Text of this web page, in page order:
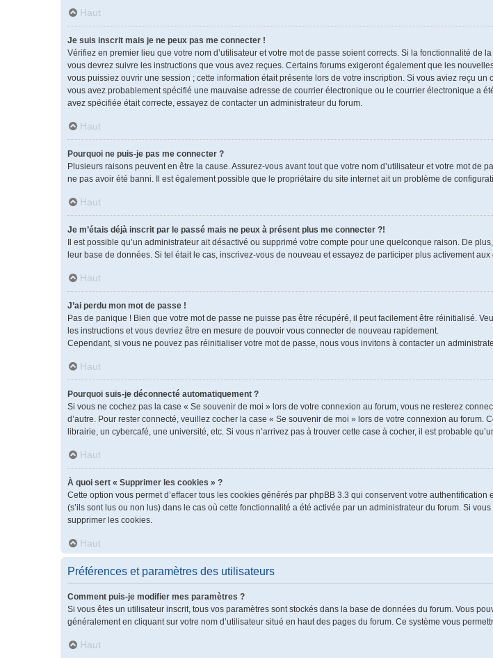
Haut
Je suis inscrit mais je ne peux pas me connecter !
Vérifiez en premier lieu que votre nom d’utilisateur et votre mot de passe soient corrects. Si la fonctionnalité de
vous devrez suivre les instructions que vous avez reçues. Certains forums exigeront également que les
vous puissiez ouvrir une session ; cette information était présente lors de votre inscription. Si vous aviez reçu
vous avez probablement spécifié une mauvaise adresse de courrier électronique ou le courrier électronique a
avez spécifiée était correcte, essayez de contacter un administrateur du forum.
Haut
Pourquoi ne puis-je pas me connecter ?
Plusieurs raisons peuvent en être la cause. Assurez-vous avant tout que votre nom d’utilisateur et votre mot
ne pas avoir été banni. Il est également possible que le propriétaire du site internet ait un problème de
Haut
Je m’étais déjà inscrit par le passé mais ne peux à présent plus me connecter ?!
Il est possible qu’un administrateur ait désactivé ou supprimé votre compte pour une quelconque raison. De
leur base de données. Si tel était le cas, inscrivez-vous de nouveau et essayez de participer plus activement
Haut
J’ai perdu mon mot de passe !
Pas de panique ! Bien que votre mot de passe ne puisse pas être récupéré, il peut facilement être réinitialisé.
les instructions et vous devriez être en mesure de pouvoir vous connecter de nouveau rapidement.
Cependant, si vous ne pouvez pas réinitialiser votre mot de passe, nous vous invitons à contacter un
Haut
Pourquoi suis-je déconnecté automatiquement ?
Si vous ne cochez pas la case « Se souvenir de moi » lors de votre connexion au forum, vous ne resterez
d’autre. Pour rester connecté, veuillez cocher la case « Se souvenir de moi » lors de votre connexion au
librairie, un cybercafé, une université, etc. Si vous n’arrivez pas à trouver cette case à cocher, il est probable
Haut
À quoi sert « Supprimer les cookies » ?
Cette option vous permet d’effacer tous les cookies générés par phpBB 3.3 qui conservent votre
(s’ils sont lus ou non lus) dans le cas où cette fonctionnalité a été activée par un administrateur du forum. Si
supprimer les cookies.
Haut
Préférences et paramètres des utilisateurs
Comment puis-je modifier mes paramètres ?
Si vous êtes un utilisateur inscrit, tous vos paramètres sont stockés dans la base de données du forum. Vous
généralement en cliquant sur votre nom d’utilisateur situé en haut des pages du forum. Ce système vous
Haut